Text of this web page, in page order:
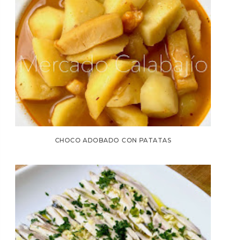
CHOCO ADOBADO CON PATATAS